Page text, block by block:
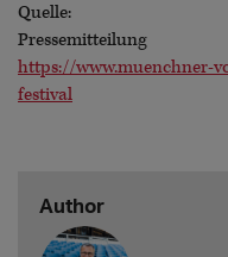
Quelle:
Pressemitteilung
https://www.muenchner-
festival
Author